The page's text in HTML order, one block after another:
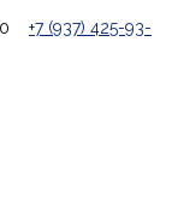
+7 (937) 425-93-